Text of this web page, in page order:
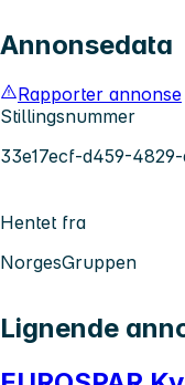
Annonsedata
Rapporter annonse
Stillingsnummer
33e17ecf-d459-
Hentet fra
NorgesGruppen
Lignende